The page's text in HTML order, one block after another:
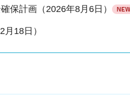
保計画（2026年8月6日）
18日）